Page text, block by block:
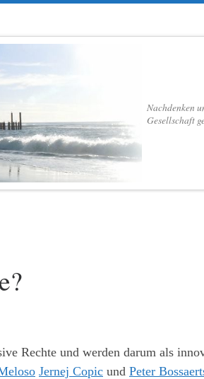
Nachdenken
Gesellschaft
Rechte und werden darum als
Jernej Copic und Peter